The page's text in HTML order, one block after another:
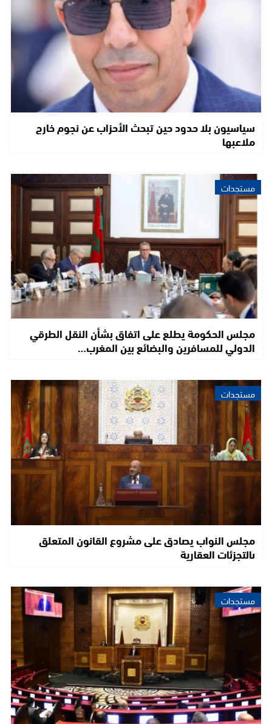
سياسيون بلا حدود حين تبحث الأحزاب عن نجوم خارج
ملاعبها
مستجدات
مجلس الحكومة يطلع على اتفاق بشأن النقل الطرقي
الدولي للمسافرين والبضائع بين المغرب…
مستجدات
مجلس النواب يصادق على مشروع القانون المتعلق
بالتجزئات العقارية
مستجدات